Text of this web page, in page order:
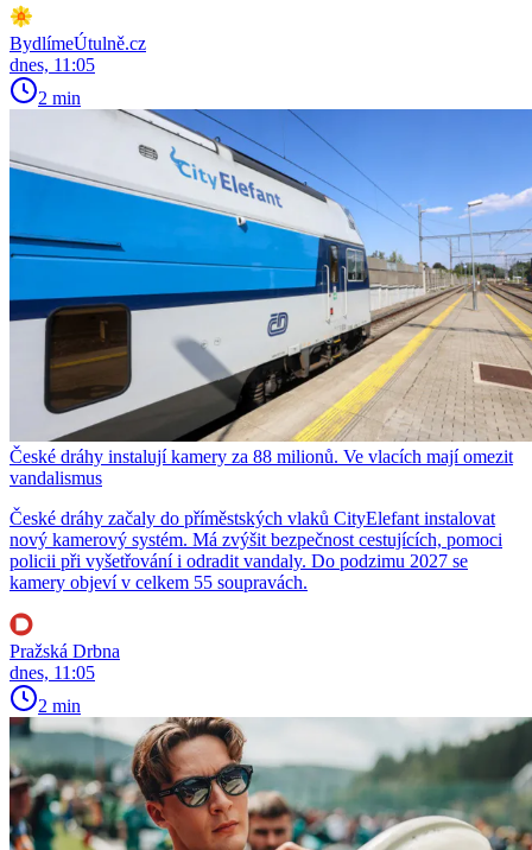
BydlímeÚtulně.cz
dnes, 11:05
2 min
České dráhy instalují kamery za 88 milionů. Ve vlacích mají omezit
vandalismus
České dráhy začaly do příměstských vlaků CityElefant instalovat
nový kamerový systém. Má zvýšit bezpečnost cestujících, pomoci
policii při vyšetřování i odradit vandaly. Do podzimu 2027 se
kamery objeví v celkem 55 soupravách.
Pražská Drbna
dnes, 11:05
2 min